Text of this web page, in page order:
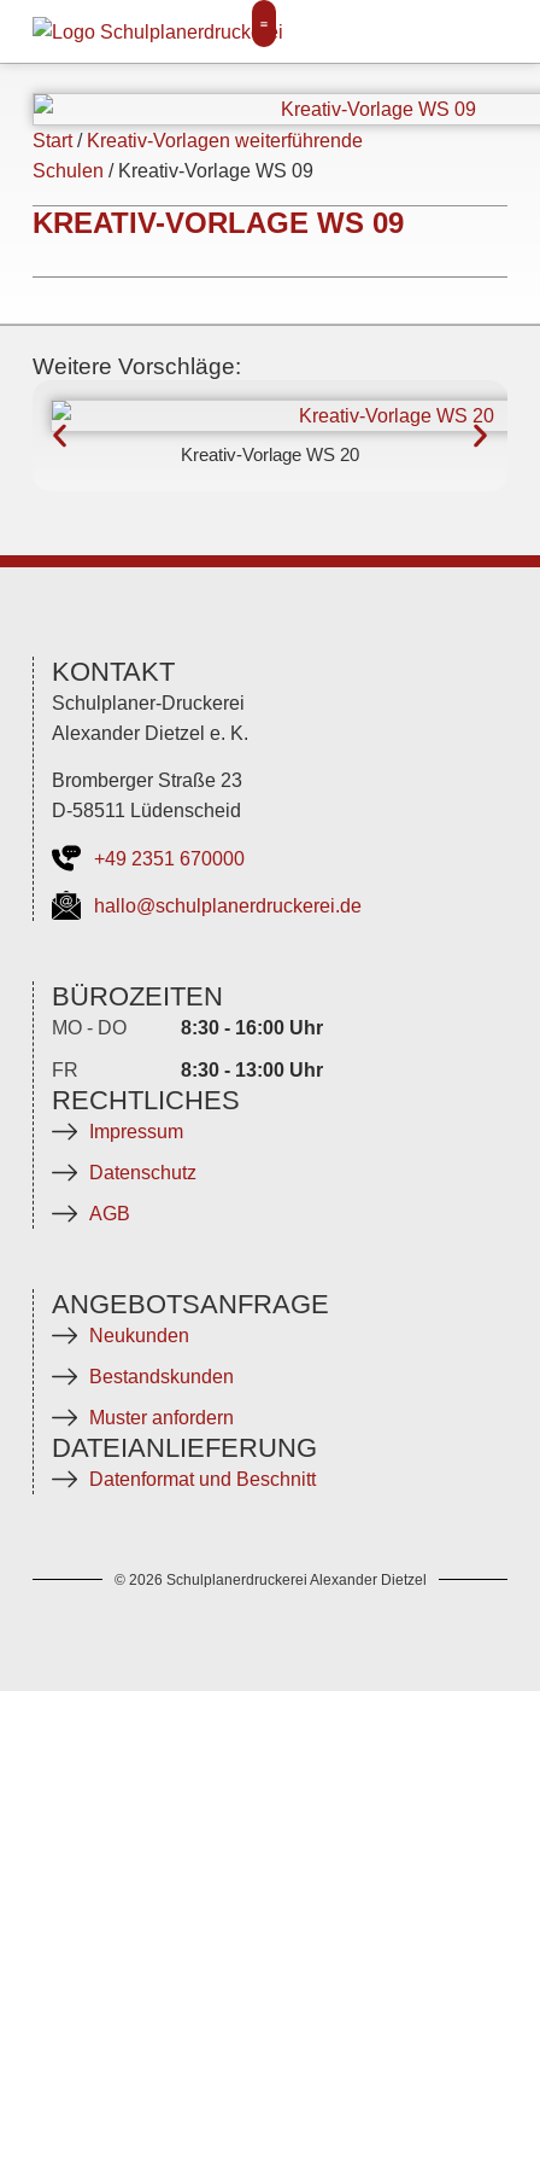
Start/ Kreativ-Vorlagen weiterführende
Schulen / Kreativ-Vorlage WS 09
KREATIV-VORLAGE WS 09
Weitere Vorschläge:
Kreativ-Vorlage WS 20
KONTAKT
Schulplaner-Druckerei
Alexander Dietzel e. K.
Bromberger Straße 23
D-58511 Lüdenscheid
+49 2351 670000
hallo@schulplanerdruckerei.de
BÜROZEITEN
MO - DO 8:30 - 16:00 Uhr
FR 8:30 - 13:00 Uhr
RECHTLICHES
Impressum
Datenschutz
AGB
ANGEBOTSANFRAGE
Neukunden
Bestandskunden
Muster anfordern
DATEIANLIEFERUNG
Datenformat und Beschnitt
© 2026 Schulplanerdruckerei Alexander Dietzel